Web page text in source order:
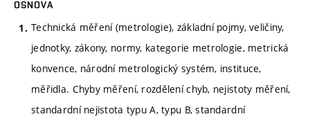
OSNOVA
Technická měření (metrologie), základní pojmy, veličiny,
jednotky, zákony, normy, kategorie metrologie, metrická
konvence, národní metrologický systém, instituce,
měřidla. Chyby měření, rozdělení chyb, nejistoty měření,
standardní nejistota typu A, typu B, standardní